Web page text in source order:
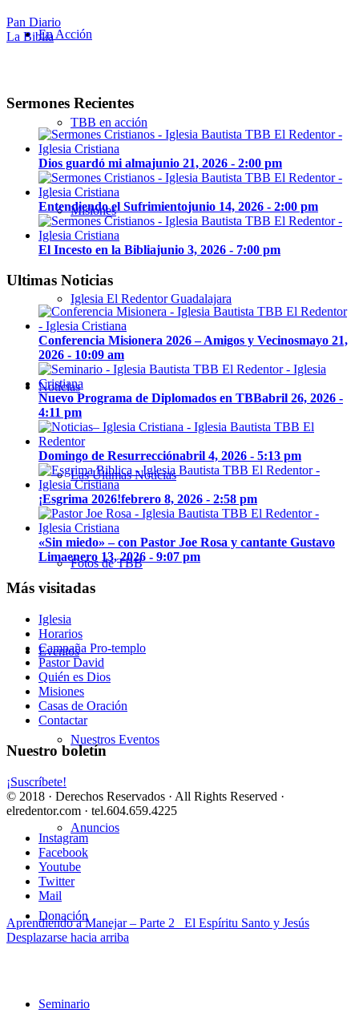
En Acción
TBB en acción
Misiones
Iglesia El Redentor Guadalajara
Noticias
Las Últimas Noticias
Fotos de TBB
Eventos
Nuestros Eventos
Anuncios
Donación
Seminario
Pan Diario
La Biblia
Sermones Recientes
Dios guardó mi almajunio 21, 2026 - 2:00 pm
Entendiendo el Sufrimientojunio 14, 2026 - 2:00 pm
El Incesto en la Bibliajunio 3, 2026 - 7:00 pm
Ultimas Noticias
Conferencia Misionera 2026 – Amigos y Vecinosmayo 21,
2026 - 10:09 am
Nuevo Programa de Diplomados en TBBabril 26, 2026 -
4:11 pm
Domingo de Resurrecciónabril 4, 2026 - 5:13 pm
¡Esgrima 2026!febrero 8, 2026 - 2:58 pm
«Sin miedo» – con Pastor Joe Rosa y cantante Gustavo
Limaenero 13, 2026 - 9:07 pm
Más visitadas
Iglesia
Horarios
Campaña Pro-templo
Pastor David
Quién es Dios
Misiones
Casas de Oración
Contactar
Nuestro boletín
¡Suscríbete!
© 2018 · Derechos Reservados · All Rights Reserved ·
elredentor.com · tel.604.659.4225
Instagram
Facebook
Youtube
Twitter
Mail
Aprendiendo a Manejar – Parte 2
El Espíritu Santo y Jesús
Desplazarse hacia arriba